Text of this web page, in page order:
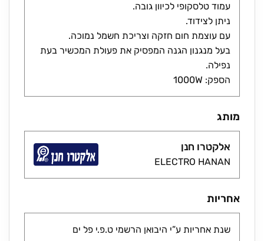
עמוד טלסקופי לכיוון גובה.
ניתן לצידוד.
עם עוצמת חום חזקה וצריכת חשמל נמוכה.
בעל מנגנון הגנה המפסיק את פעולת המכשיר בעת
נפילה.
הספק: 1000W
מותג
אלקטרו חנן
ELECTRO HANAN
אחריות
שנת אחריות ע”י היבואן הרשמי ט.פ.י פל ים